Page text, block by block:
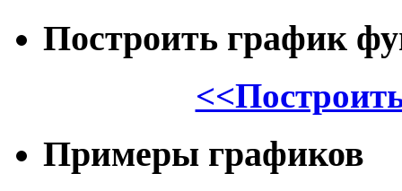
Построить график
Примеры графиков